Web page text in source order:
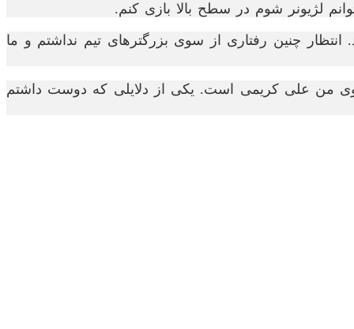
لژیونر شوم در سطح بالا بازی کنم.
چنین رفتاری از سوی بزرگترهای تیم نداشتم و ما
من علی کریمی است. یکی از دلایلی که دوست داشتم